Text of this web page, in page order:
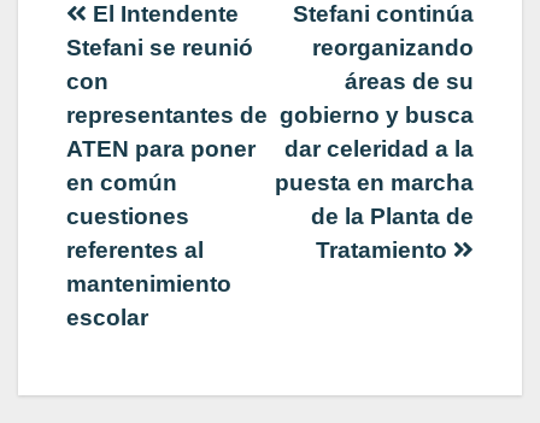
Navegación
de
entradas
Stefani continúa
reorganizando
áreas de su
gobierno y busca
dar celeridad a la
puesta en marcha
de la Planta de
Tratamiento
El Intendente
Stefani se reunió
con
representantes de
ATEN para poner
en común
cuestiones
referentes al
mantenimiento
escolar